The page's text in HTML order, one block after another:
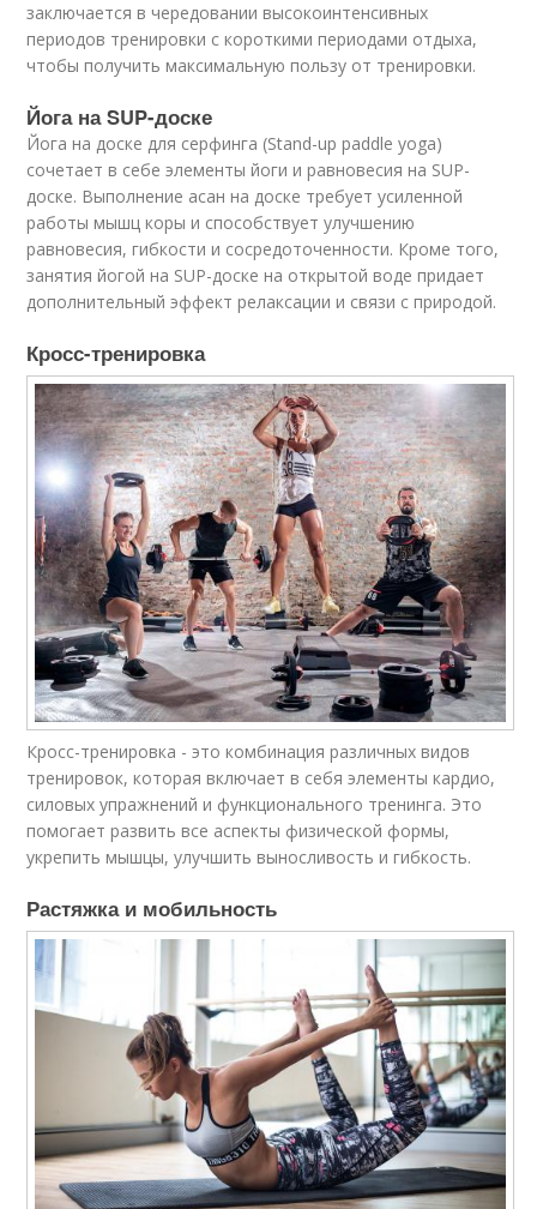
заключается в чередовании высокоинтенсивных
периодов тренировки с короткими периодами отдыха,
чтобы получить максимальную пользу от тренировки.
Йога на SUP-доске
Йога на доске для серфинга (Stand-up paddle yoga)
сочетает в себе элементы йоги и равновесия на SUP-
доске. Выполнение асан на доске требует усиленной
работы мышц коры и способствует улучшению
равновесия, гибкости и сосредоточенности. Кроме того,
занятия йогой на SUP-доске на открытой воде придает
дополнительный эффект релаксации и связи с природой.
Кросс-тренировка
Кросс-тренировка - это комбинация различных видов
тренировок, которая включает в себя элементы кардио,
силовых упражнений и функционального тренинга. Это
помогает развить все аспекты физической формы,
укрепить мышцы, улучшить выносливость и гибкость.
Растяжка и мобильность